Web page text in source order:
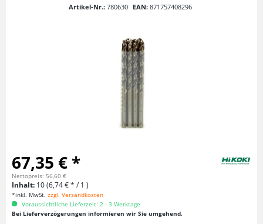
Artikel-Nr.: 780630 EAN: 871757408296
67,35 € *
Nettopreis: 56,60 €
Inhalt: 10 (6,74 € * / 1 )
*inkl. MwSt. zzgl. Versandkosten
Voraussichtliche Lieferzeit: 2 - 3 Werktage
Bei Lieferverzögerungen informieren wir Sie umgehend.